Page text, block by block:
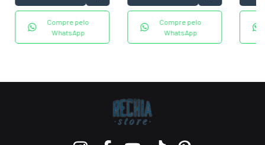
Compre pelo
WhatsApp
Compre pelo
WhatsApp